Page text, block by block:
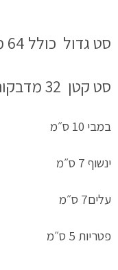
סט גדול כולל 64 מדבקות!
סט קטן 32 מדבקות!
במבי 10 ס״מ
ינשוף 7 ס״מ
עלים7 ס״מ
פטריות 5 ס״מ